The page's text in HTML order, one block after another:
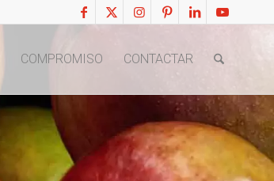
COMPROMISO CONTACTAR